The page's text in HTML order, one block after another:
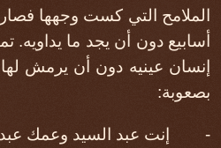
الملامح التي كست وجهها فصار
أسابيع دون أن يجد ما
إنسان عينيه دون أن يرمش
بصعوبة:
- إنت عبد السيد وعمك عبد